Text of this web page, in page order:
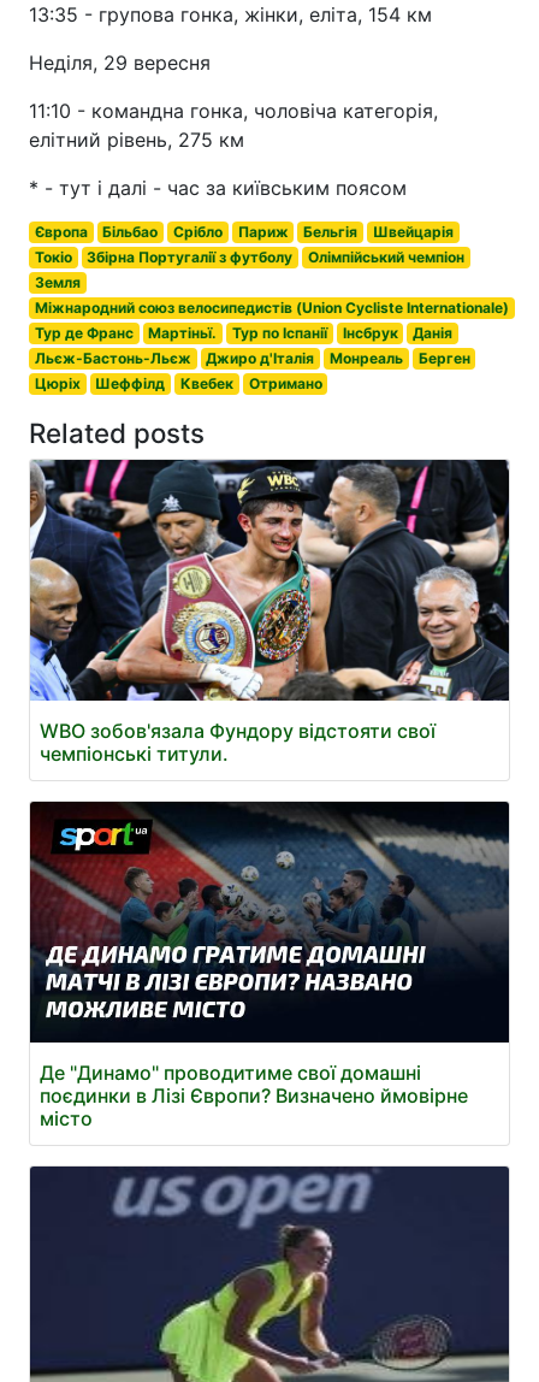
13:35 - групова гонка, жінки, еліта, 154 км
Неділя, 29 вересня
11:10 - командна гонка, чоловіча категорія,
елітний рівень, 275 км
* - тут і далі - час за київським поясом
Європа Більбао Срібло Париж Бельгія
Швейцарія
Токіо
Збірна Португалії з футболу
Олімпійський чемпіон
Земля
Міжнародний союз велосипедистів (Union Cycliste Internationale)
Тур де Франс
Мартіньї. Тур по Іспанії Інсбрук
Данія
Льєж-Бастонь-Льєж
Джиро д'Італія Монреаль
Берген
Цюріх
Шеффілд Квебек Отримано
Related posts
WBO зобов'язала Фундору відстояти свої
чемпіонські титули.
Де "Динамо" проводитиме свої домашні
поєдинки в Лізі Європи? Визначено ймовірне
місто